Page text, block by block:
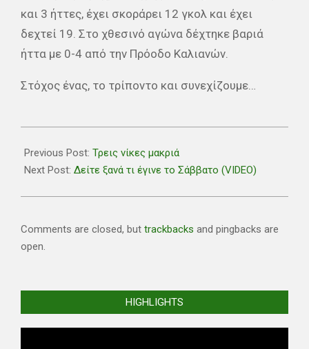
και 3 ήττες, έχει σκοράρει 12 γκολ και έχει
δεχτεί 19. Στο χθεσινό αγώνα δέχτηκε βαριά
ήττα με 0-4 από την Πρόοδο Καλιανών.
Στόχος ένας, το τρίποντο και συνεχίζουμε…
01-
13
Previous Post: Τρεις νίκες μακριά
Next Post: Δείτε ξανά τι έγινε το Σάββατο (VIDEO)
Comments are closed, but trackbacks and pingbacks are
open.
HIGHLIGHTS